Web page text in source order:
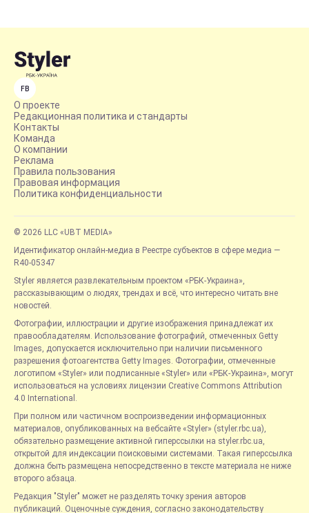
FB
О проекте
Редакционная политика и стандарты
Контакты
Команда
О компании
Реклама
Правила пользования
Правовая информация
Политика конфиденциальности
© 2026 LLC «UBT MEDIA»
Идентификатор онлайн-медиа в Реестре субъектов в сфере медиа —
R40-05347
Styler является развлекательным проектом «РБК-Украина»,
рассказывающим о людях, трендах и всё, что интересно читать вне
новостей.
Фотографии, иллюстрации и другие изображения принадлежат их
правообладателям. Использование фотографий, отмеченных Getty
Images, допускается исключительно при наличии письменного
разрешения фотоагентства Getty Images. Фотографии, отмеченные
логотипом «Styler» или подписанные «Styler» или «РБК-Украина», могут
использоваться на условиях лицензии Creative Commons Attribution
4.0 International.
При полном или частичном воспроизведении информационных
материалов, опубликованных на вебсайте «Styler» (styler.rbc.ua),
обязательно размещение активной гиперссылки на styler.rbc.ua,
открытой для индексации поисковыми системами. Такая гиперссылка
должна быть размещена непосредственно в тексте материала не ниже
второго абзаца.
Редакция "Styler" может не разделять точку зрения авторов
публикаций. Оценочные суждения, согласно законодательству